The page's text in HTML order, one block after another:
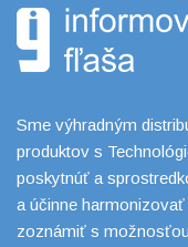
Sme výhradným
produktov s
poskytnúť a
a účinne
zoznámiť s